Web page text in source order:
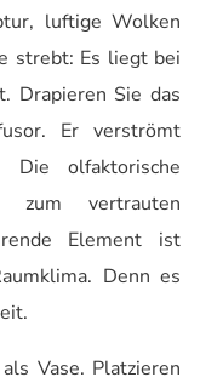
luftige Wolken
strebt: Es liegt bei
Drapieren Sie das
Er verströmt
Die olfaktorische
vertrauten
Element ist
Denn es
Vase. Platzieren